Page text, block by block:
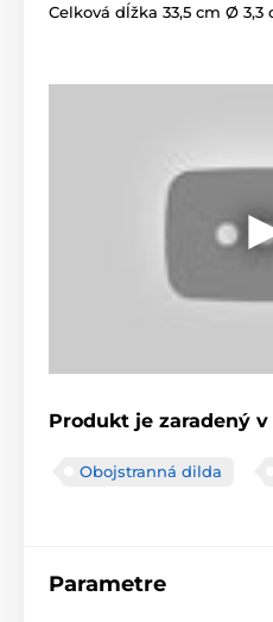
Celková dĺžka 33,5 cm Ø 3,3
Produkt je zaradený
Obojstranná dilda
Parametre